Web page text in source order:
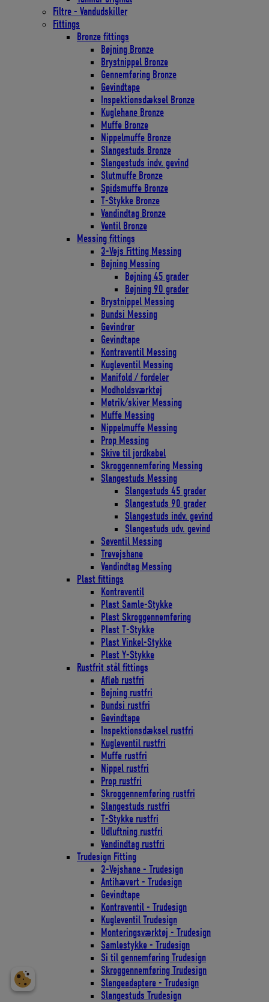
Filtre - Vandudskiller
Fittings
Bronze fittings
Bøjning Bronze
Brystnippel Bronze
Gennemføring Bronze
Gevindtape
Inspektionsdæksel Bronze
Kuglehane Bronze
Muffe Bronze
Nippelmuffe Bronze
Slangestuds Bronze
Slangestuds indv. gevind
Slutmuffe Bronze
Spidsmuffe Bronze
T-Stykke Bronze
Vandindtag Bronze
Ventil Bronze
Messing fittings
3-Vejs Fitting Messing
Bøjning Messing
Bøjning 45 grader
Bøjning 90 grader
Brystnippel Messing
Bundsi Messing
Gevindrør
Gevindtape
Kontraventil Messing
Kugleventil Messing
Manifold / fordeler
Modholdsværktøj
Møtrik/skiver Messing
Muffe Messing
Nippelmuffe Messing
Prop Messing
Skive til jordkabel
Skroggennemføring Messing
Slangestuds Messing
Slangestuds 45 grader
Slangestuds 90 grader
Slangestuds indv. gevind
Slangestuds udv. gevind
Søventil Messing
Trevejshane
Vandindtag Messing
Plast fittings
Kontraventil
Plast Samle-Stykke
Plast Skroggennemføring
Plast T-Stykke
Plast Vinkel-Stykke
Plast Y-Stykke
Rustfrit stål fittings
Afløb rustfri
Bøjning rustfri
Bundsi rustfri
Gevindtape
Inspektionsdæksel rustfri
Kugleventil rustfri
Muffe rustfri
Nippel rustfri
Prop rustfri
Skroggennemføring rustfri
Slangestuds rustfri
T-Stykke rustfri
Udluftning rustfri
Vandindtag rustfri
Trudesign Fitting
3-Vejshane - Trudesign
Antihævert - Trudesign
Gevindtape
Kontraventil - Trudesign
Kugleventil Trudesign
Monteringsværktøj - Trudesign
Samlestykke - Trudesign
Si til gennemføring Trudesign
Skroggennemføring Trudesign
Slangeadaptere - Trudesign
Slangestuds Trudesign